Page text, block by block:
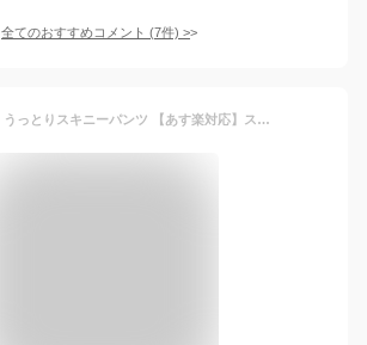
全てのおすすめコメント (7件) >
【送料無料】うっとりスキニーパンツ 【あす楽対応】ストレッチパンツ 黒スキニー 黒チノ ストレッチ S-XL 黒 black タイト スリム 細身 きれいめ ビジネス 春 夏 2021 40代 50代 スキニーパンツ メンズ ウルトラストレッチ スーパースキニーパンツ